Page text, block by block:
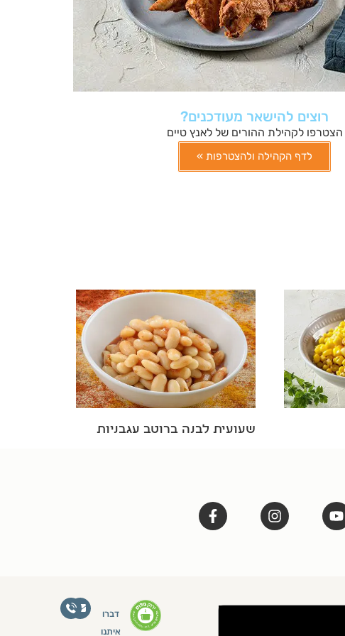
רוצים להישאר מעודכנים?
הצטרפו לקהילת ההורים של לאנץ טיים
לדף הקהילה ולהצטרפות »
שעועית לבנה ברוטב עגבניות
דברו
איתנו